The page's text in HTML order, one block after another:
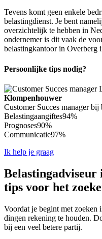
Tevens komt geen enkele
belastingdienst. Je bent
overzichtelijk te hebben in
ondernemer is dit vaak de
belastingkantoor in Overberg
Persoonlijke tips nodig?
Klompenhouwer
Customer Succes manager
Belastingaangiftes94%
Prognoses90%
Communicatie97%
Ik help je graag
Belastingadviseur
tips voor het
Voordat je begint met zoeken
dingen rekening te houden.
bij een veel betere partij.